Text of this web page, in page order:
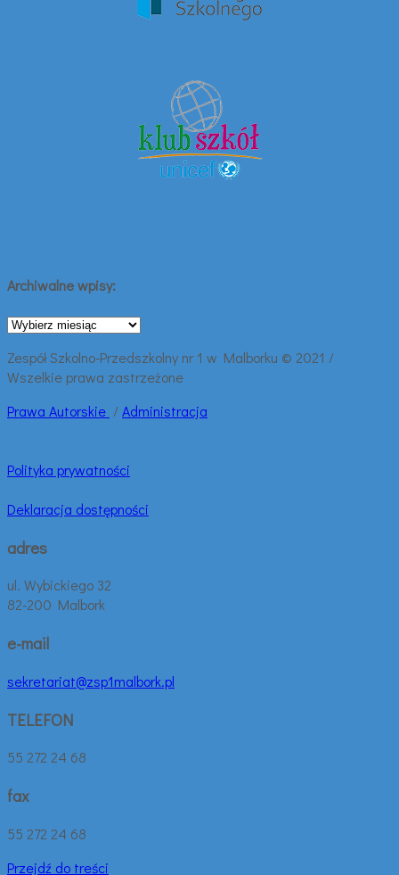
Archiwalne wpisy:
Archiwalne
Zespół Szkolno-Przedszkolny nr 1 w Malborku © 2021 /
Wszelkie prawa zastrzeżone
Prawa Autorskie /Administracja
Polityka prywatności
Deklaracja dostępności
adres
ul. Wybickiego 32
82-200 Malbork
e-mail
sekretariat@zsp1malbork.pl
TELEFON
55 272 24 68
fax
55 272 24 68
Przejdź do treści